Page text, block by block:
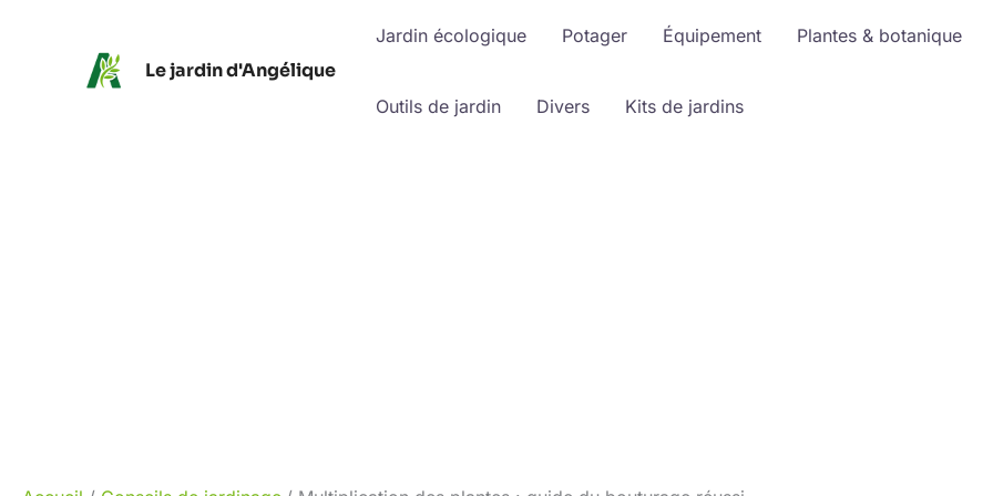
Le jardin d'Angélique
Jardin écologique Potager Équipement Plantes & botanique
Outils de jardin Divers Kits de jardins